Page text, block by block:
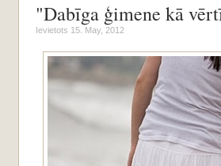
"Dabīga ģimene kā
Ievietots 15. May, 2012